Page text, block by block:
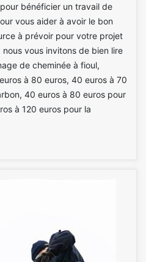
bénéficier un travail de
vous aider à avoir le bon
à prévoir pour votre projet
vous invitons de bien lire
de cheminée à fioul,
à 80 euros, 40 euros à 70
40 euros à 80 euros pour
à 120 euros pour la